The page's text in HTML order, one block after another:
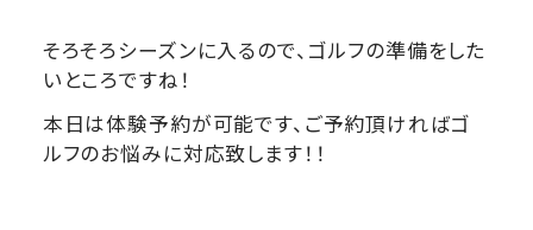
そろそろシーズンに入るので、ゴルフの準備をした
いところですね！
本日は体験予約が可能です、ご予約頂ければゴ
ルフのお悩みに対応致します！！